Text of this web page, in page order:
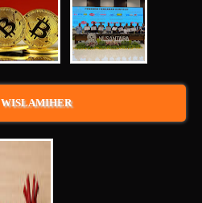
WISLAMIHER